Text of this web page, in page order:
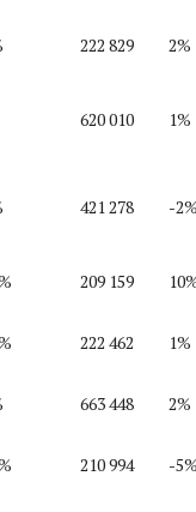
222 829 2%
620 010 1%
421 278 -
209 159
222 462 1%
663 448 2%
210 994 -